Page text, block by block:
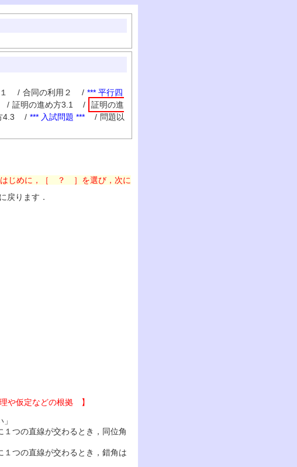
/ 合同の利用２ / *** 平行四
/ 証明の進め方3.1 /
証明の進
4.3 / *** 入試問題 *** / 問題以
はじめに，［ ？ ］を選び，次に
戻ります．
や仮定などの根拠 】
１つの直線が交わるとき，同位角
１つの直線が交わるとき，錯角は